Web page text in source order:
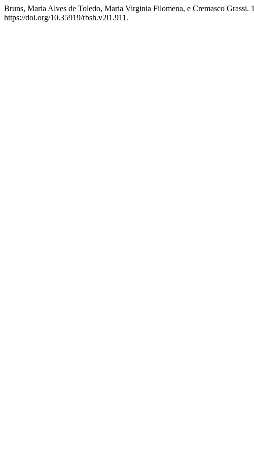
Bruns, Maria Alves de Toledo, Maria Virginia Filomena, e Cremasco
https://doi.org/10.35919/rbsh.v2i1.911.